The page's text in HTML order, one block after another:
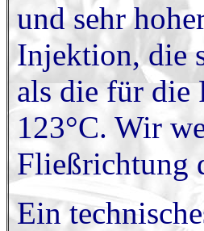
und sehr
Injektion, die
als die für die
123°C. Wir
Fließrichtung
Ein